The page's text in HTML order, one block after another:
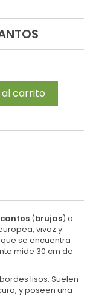
carrito
(brujas) o
vivaz y
se encuentra
mide 30 cm de
lisos. Suelen
y poseen una